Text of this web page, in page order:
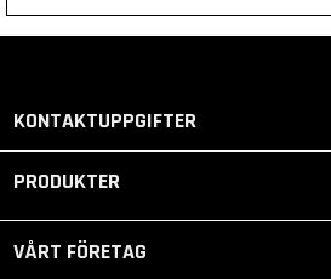
KONTAKTUPPGIFTER
PRODUKTER
VÅRT FÖRETAG